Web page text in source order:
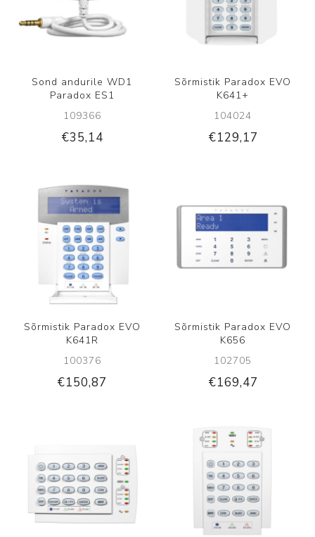
Sond andurile WD1
Paradox ES1
109366
€35,14
Sõrmistik Paradox EVO
K641+
104024
€129,17
Sõrmistik Paradox EVO
K641R
100376
€150,87
Sõrmistik Paradox EVO
K656
102705
€169,47